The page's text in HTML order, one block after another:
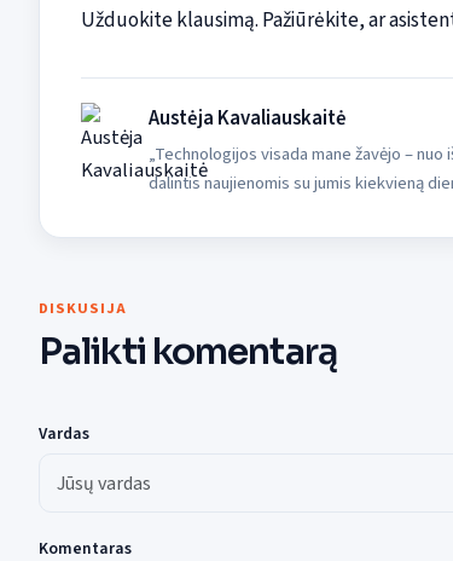
Užduokite klausimą. Pažiūrėkite, ar
Austėja Kavaliauskaitė
„Technologijos visada mane žavėjo –
dalintis naujienomis su jumis kiekvieną
DISKUSIJA
Palikti komentarą
Vardas
Komentaras